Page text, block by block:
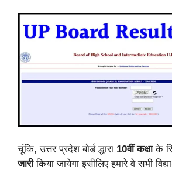
चूंकि, उत्तर प्रदेश बोर्ड द्धारा 10वीं कक्षाके
जारीकिया जायेगा इसीलिए हमारे वे सभी